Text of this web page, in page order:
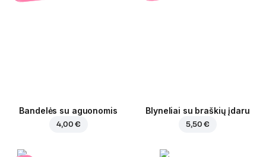
Bandelės su aguonomis
4,00 €
Blyneliai su braškių įdaru
5,50 €